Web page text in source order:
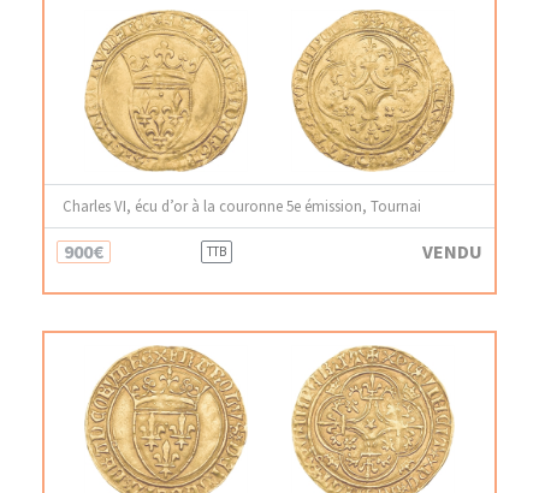
Charles VI, écu d’or à la couronne 5e émission, Tournai
900€ TTB VENDU